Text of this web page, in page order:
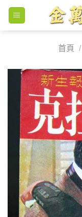
Skip
content
首頁
/